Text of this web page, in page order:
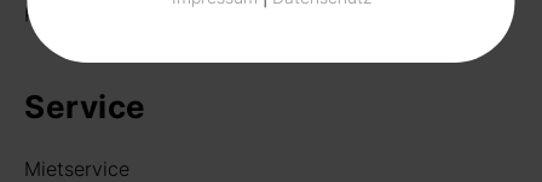
Rund um deine Bar
Service
Mietservice